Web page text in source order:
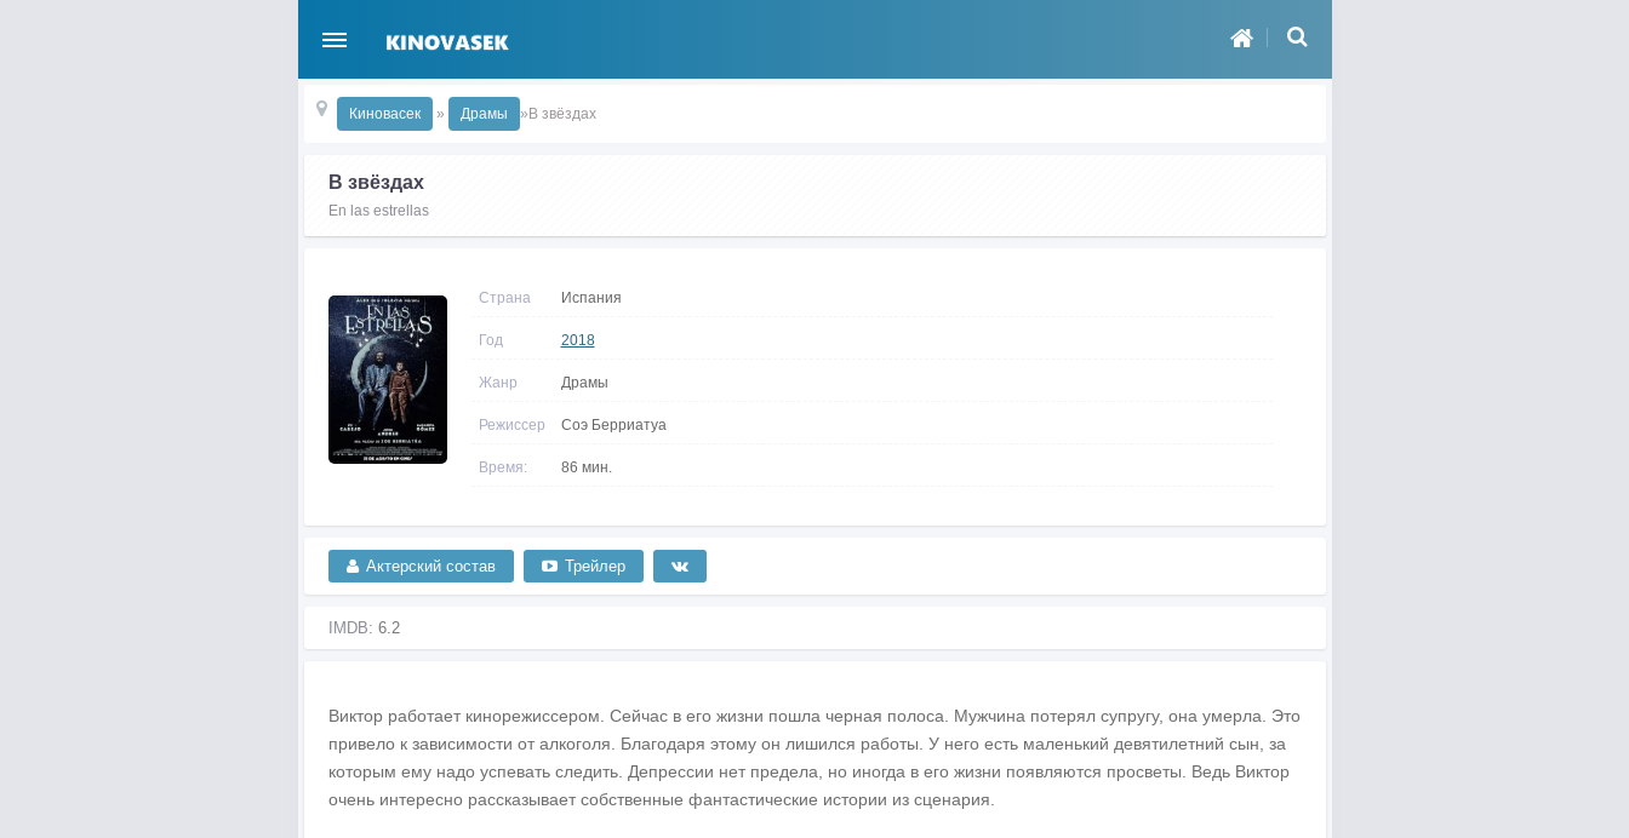
Киновасек » Драмы »В звёздах
В звёздах
En las estrellas
Страна Испания
Год 2018
Жанр Драмы
Режиссер Соэ Берриатуа
Время: 86 мин.
Актерский состав Трейлер
IMDB: 6.2
Виктор работает кинорежиссером. Сейчас в его жизни пошла черная полоса. Мужчина потерял супругу, она умерла. Это
привело к зависимости от алкоголя. Благодаря этому он лишился работы. У него есть маленький девятилетний сын, за
которым ему надо успевать следить. Депрессии нет предела, но иногда в его жизни появляются просветы. Ведь Виктор
очень интересно рассказывает собственные фантастические истории из сценария.